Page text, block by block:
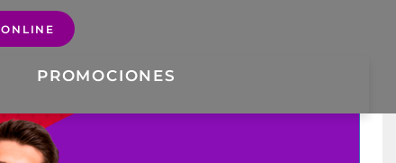
PROMOCIONES